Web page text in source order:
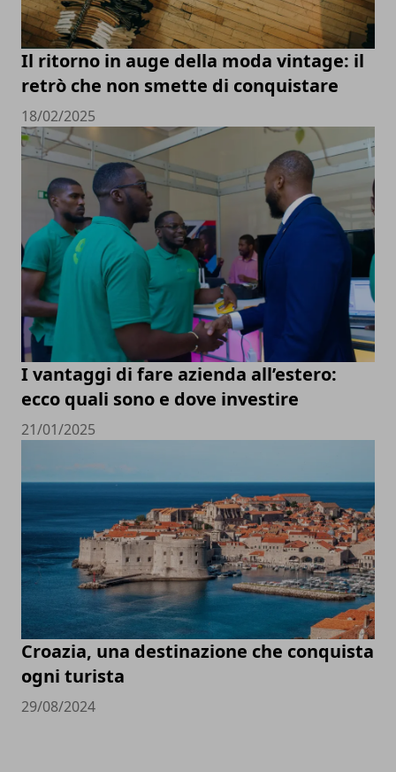
Il ritorno in auge della moda vintage: il
retrò che non smette di conquistare
18/02/2025
I vantaggi di fare azienda all’estero:
ecco quali sono e dove investire
21/01/2025
Croazia, una destinazione che conquista
ogni turista
29/08/2024